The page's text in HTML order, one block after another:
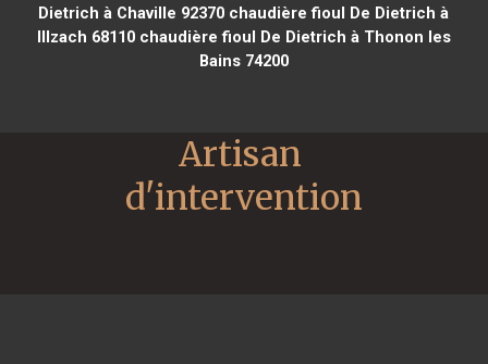
Dietrich à Chaville 92370 chaudière fioul De Dietrich à
Illzach 68110chaudière fioul De Dietrich à Thonon les
Bains 74200
Artisan
d'intervention